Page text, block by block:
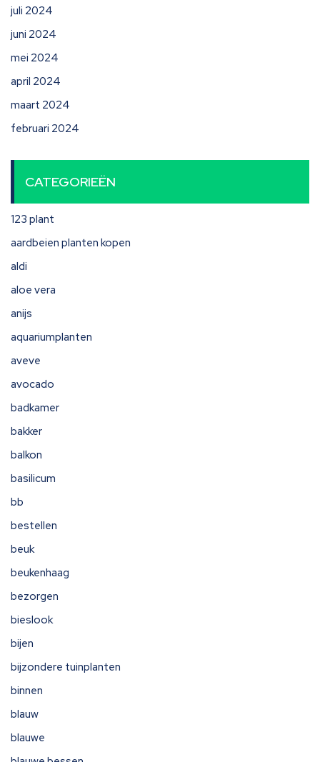
juli 2024
juni 2024
mei 2024
april 2024
maart 2024
februari 2024
CATEGORIEËN
123 plant
aardbeien planten kopen
aldi
aloe vera
anijs
aquariumplanten
aveve
avocado
badkamer
bakker
balkon
basilicum
bb
bestellen
beuk
beukenhaag
bezorgen
bieslook
bijen
bijzondere tuinplanten
binnen
blauw
blauwe